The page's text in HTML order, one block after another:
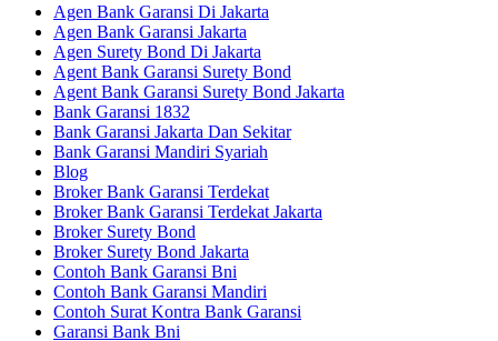
Agen Bank Garansi Di Jakarta
Agen Bank Garansi Jakarta
Agen Surety Bond Di Jakarta
Agent Bank Garansi Surety Bond
Agent Bank Garansi Surety Bond Jakarta
Bank Garansi 1832
Bank Garansi Jakarta Dan Sekitar
Bank Garansi Mandiri Syariah
Blog
Broker Bank Garansi Terdekat
Broker Bank Garansi Terdekat Jakarta
Broker Surety Bond
Broker Surety Bond Jakarta
Contoh Bank Garansi Bni
Contoh Bank Garansi Mandiri
Contoh Surat Kontra Bank Garansi
Garansi Bank Bni